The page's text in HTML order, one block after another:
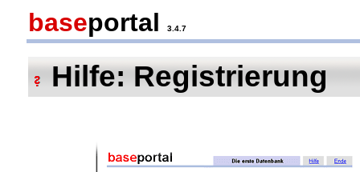
baseportal 3.4.7
Hilfe: Registrierung